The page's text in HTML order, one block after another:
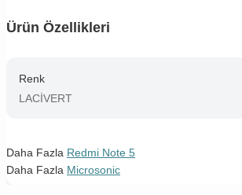
Ürün Özellikleri
Renk
LACİVERT
Daha Fazla Redmi Note 5
Daha Fazla Microsonic